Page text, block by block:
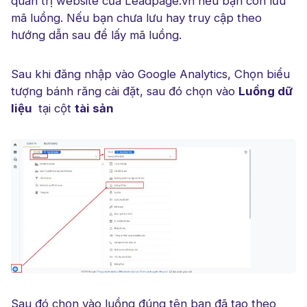
mã luồng. Nếu bạn chưa lưu hay truy cập theo
hướng dẫn sau để lấy mã luồng.
Sau khi đăng nhập vào Google Analytics, Chọn biểu
tượng bánh răng cài đặt, sau đó chọn vào Luồng dữ
liệu tại cột tài sản
Sau đó chọn vào luồng đúng tên bạn đã tạo theo